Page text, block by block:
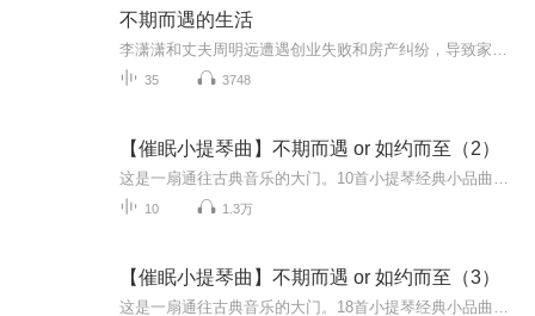
不期而遇的生活
35 3748
【催眠小提琴曲】不期而遇 or 如约而至（2）
10 1.3万
【催眠小提琴曲】不期而遇 or 如约而至（3）